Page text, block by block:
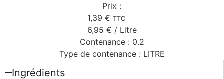
Prix :
1,39 € TTC
6,95 € / Litre
Contenance : 0.2
Type de contenance : LITRE
Ingrédients